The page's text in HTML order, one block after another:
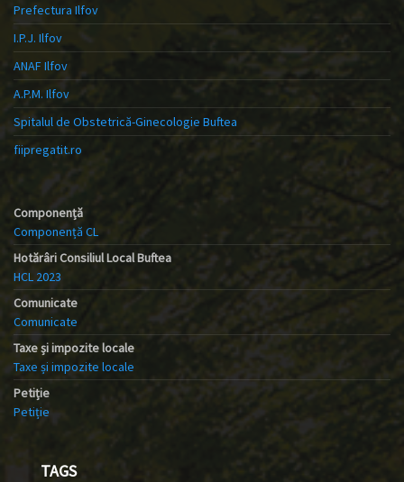
Prefectura Ilfov
I.P.J. Ilfov
ANAF Ilfov
A.P.M. Ilfov
Spitalul de Obstetrică-Ginecologie Buftea
fiipregatit.ro
Componență
Componență CL
Hotărâri Consiliul Local Buftea
HCL 2023
Comunicate
Comunicate
Taxe și impozite locale
Taxe și impozite locale
Petiție
Petiție
TAGS